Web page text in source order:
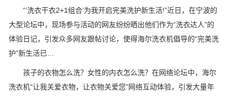
“‘洗衣干衣2+1组合’为我开启完美洗护新生活!”近日，在宁波的
大型论坛中，现场参与活动的网友纷纷晒出他们作为“洗衣达人”的
体验日记，引发众多网友跟帖讨论，使得海尔洗衣机倡导的“完美洗
护”新生活已…
孩子的衣物怎么洗？女性的内衣怎么洗？在网络论坛中，海尔
洗衣机“让我关爱衣物，让衣物关爱您”网络互动体验，引发大量年